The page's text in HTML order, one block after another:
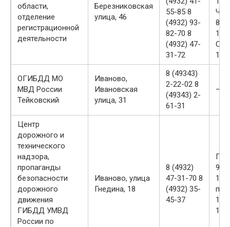
области,
отделение
регистрационной
деятельности
Березниковская
улица, 46
55-85 8
(4932) 93-
82-70 8
(4932) 47-
31-72
СБ
ОГИБДД МО
МВД России
Тейковский
Иваново,
Ивановская
улица, 31
8 (49343)
2-22-02 8
(49343) 2-
61-31
—
Центр
дорожного и
технического
надзора,
пропаганды
безопасности
дорожного
движения
ГИБДД УМВД
России по
Иваново, улица
Гнедина, 18
8 (4932)
47-31-70 8
(4932) 35-
45-37